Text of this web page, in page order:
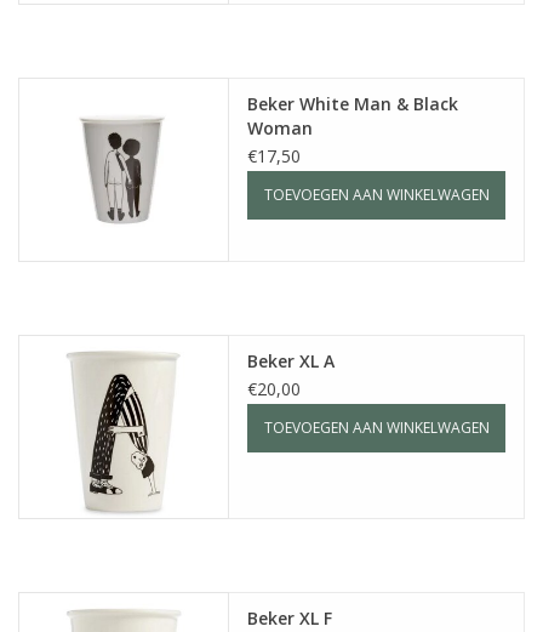
Beker White Man & Black
Woman
€17,50
TOEVOEGEN AAN WINKELWAGEN
Beker XL A
€20,00
TOEVOEGEN AAN WINKELWAGEN
Beker XL F